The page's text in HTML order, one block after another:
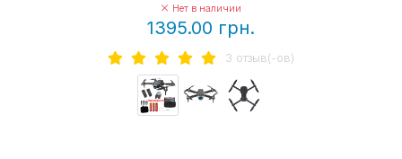
Нет в наличии
1395.00 грн.
3 отзыв(-ов)